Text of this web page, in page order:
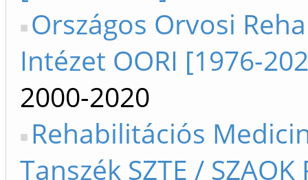
Országos Orvosi
Intézet OORI [1976-
2000-2020
Rehabilitációs
Tanszék SZTE / SZAOK